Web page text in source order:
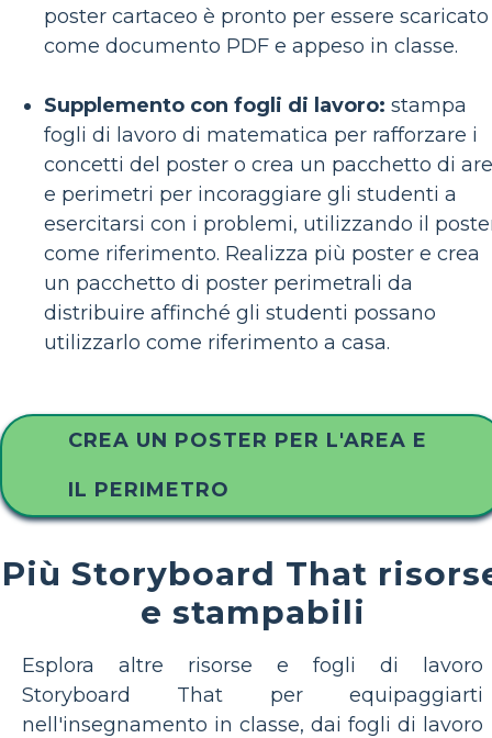
poster cartaceo è pronto per essere scaricato
come documento PDF e appeso in classe.
Supplemento con fogli di lavoro: stampa
fogli di lavoro di matematica per rafforzare i
concetti del poster o crea un pacchetto di
e perimetri per incoraggiare gli studenti a
esercitarsi con i problemi, utilizzando il
come riferimento. Realizza più poster e crea
un pacchetto di poster perimetrali da
distribuire affinché gli studenti possano
utilizzarlo come riferimento a casa.
CREA UN POSTER PER L'AREA E
IL PERIMETRO
Più Storyboard That
e stampabili
Esplora altre risorse e fogli di lavoro
Storyboard That per equipaggiarti
nell'insegnamento in classe, dai fogli di lavoro